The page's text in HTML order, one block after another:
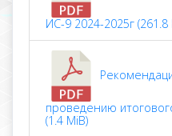
ИС-9 2024-2025г (261.8
проведению
(1.4 MiB)